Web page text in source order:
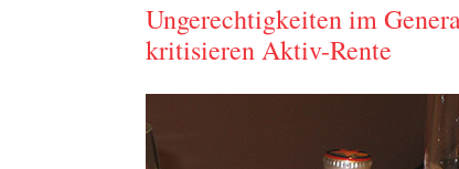
Ungerechtigkeiten im
kritisieren Aktiv-Rente